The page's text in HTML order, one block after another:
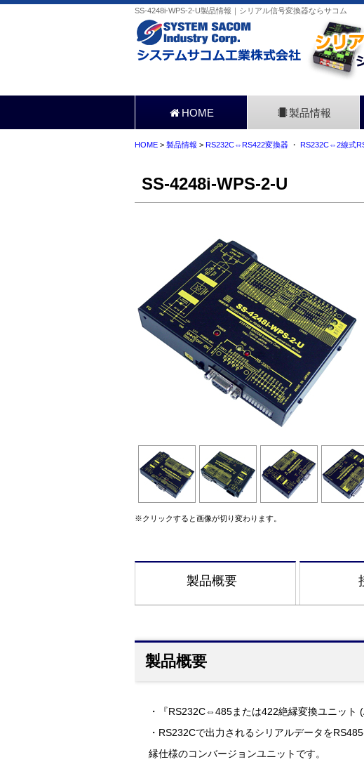
SS-4248i-WPS-2-U製品情報｜シリアル信号変換器ならサコム
HOME 製品情報
HOME > 製品情報 > RS232C⇔RS422変換器 ・ RS232C⇔2線式
SS-4248i-WPS-2-U
※クリックすると画像が切り変わります。
製品概要
製品概要
・『RS232C⇔485または422絶縁変換ユニット
・RS232Cで出力されるシリアルデータを
縁仕様のコンバージョンユニットです。